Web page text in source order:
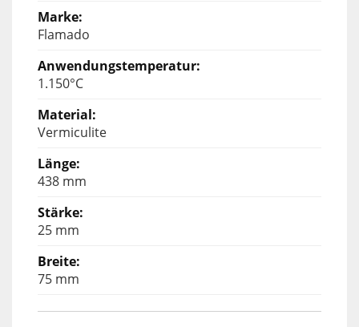
Flamado
1.150°C
Vermiculite
438 mm
25 mm
75 mm